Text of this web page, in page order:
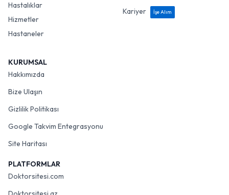
Hastalıklar
Hizmetler
Hastaneler
Kariyer
İşe Alım
KURUMSAL
Hakkımızda
Bize Ulaşın
Gizlilik Politikası
Google Takvim Entegrasyonu
Site Haritası
PLATFORMLAR
Doktorsitesi.com